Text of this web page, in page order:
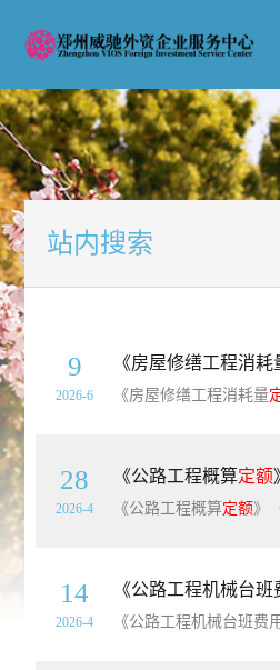
站内搜索
9
2026-6
《房屋修缮工程消耗
《房屋修缮工程消耗量
28
2026-4
《公路工程概算定额
《公路工程概算定额》（JTG/
14
2026-4
《公路工程机械台班
《公路工程机械台班费